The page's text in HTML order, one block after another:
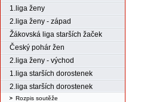
1.liga ženy
2.liga ženy - západ
Žákovská liga starších žaček
Český pohár žen
2.liga ženy - východ
1.liga starších dorostenek
2.liga starších dorostenek
Rozpis soutěže